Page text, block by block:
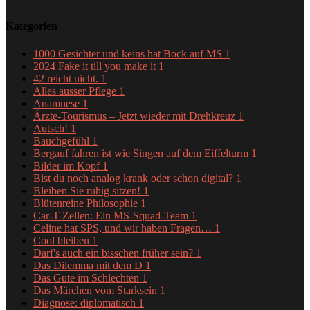
Kategorien
1000 Gesichter und keins hat Bock auf MS 1
2024 Fake it till you make it 1
42 reicht nicht. 1
Alles ausser Pflege 1
Anamnese 1
Ärzte-Tourismus – Jetzt wieder mit Drehkreuz 1
Autsch! 1
Bauchgefühl 1
Bergauf fahren ist wie Singen auf dem Eiffelturm 1
Bilder im Kopf 1
Bist du noch analog krank oder schon digital? 1
Bleiben Sie ruhig sitzen! 1
Blütenreine Philosophie 1
Car-T-Zellen: Ein MS-Squad-Team 1
Celine hat SPS, und wir haben Fragen… 1
Cool bleiben 1
Darf's auch ein bisschen früher sein? 1
Das Dilemma mit dem D 1
Das Gute im Schlechten 1
Das Märchen vom Starksein 1
Diagnose: diplomatisch 1